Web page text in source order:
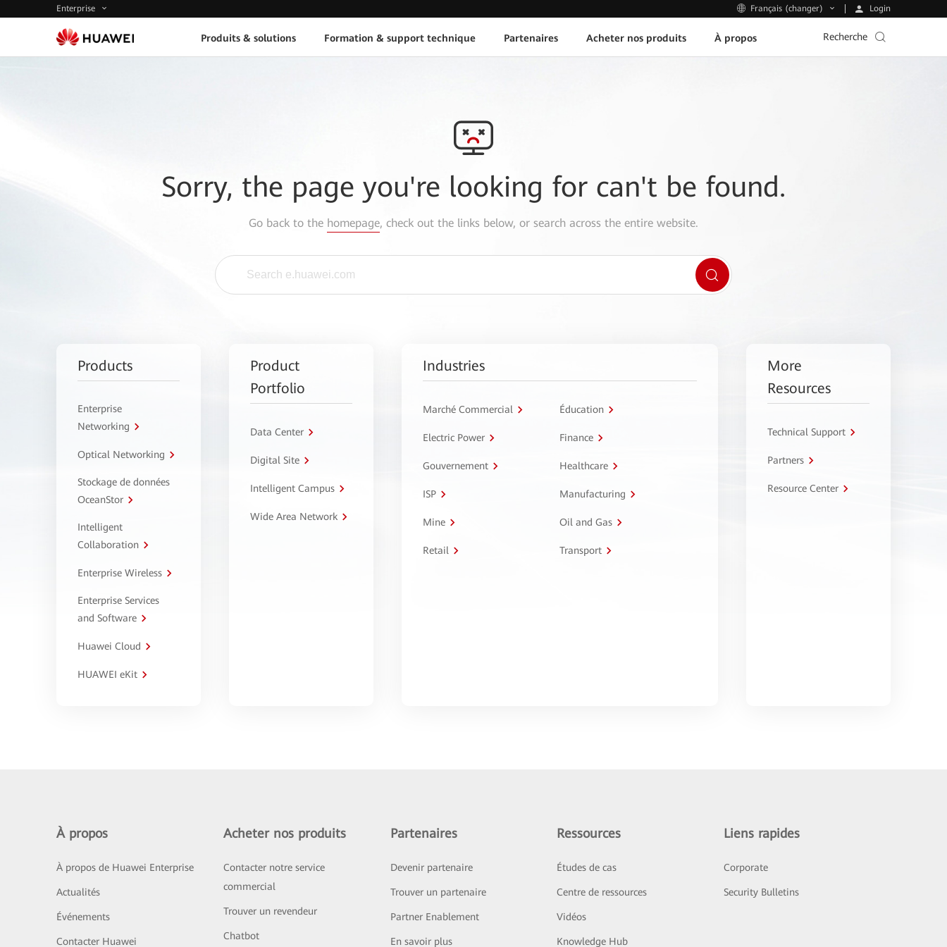
Enterprise Français (changer) Login
Produits & solutions Formation & support technique Partenaires Acheter nos produits À propos Recherche
Sorry, the page you're looking for can't be found.
Go back to the homepage, check out the links below, or search across the entire website.
Products
Enterprise
Networking
Optical Networking
Stockage de données
OceanStor
Intelligent
Collaboration
Enterprise Wireless
Enterprise Services
and Software
Huawei Cloud
HUAWEI eKit
Product
Portfolio
Data Center
Digital Site
Intelligent Campus
Wide Area Network
Industries
Marché Commercial Éducation
Electric Power Finance
Gouvernement Healthcare
ISP Manufacturing
Mine Oil and Gas
Retail Transport
More
Resources
Technical Support
Partners
Resource Center
À propos
À propos de Huawei Enterprise
Actualités
Événements
Contacter Huawei
Acheter nos produits
Contacter notre service
commercial
Trouver un revendeur
Chatbot
Partenaires
Devenir partenaire
Trouver un partenaire
Partner Enablement
En savoir plus
Ressources
Études de cas
Centre de ressources
Vidéos
Knowledge Hub
Liens rapides
Corporate
Security Bulletins